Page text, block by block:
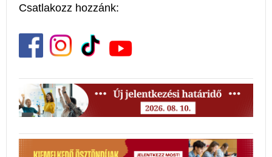
Csatlakozz hozzánk: